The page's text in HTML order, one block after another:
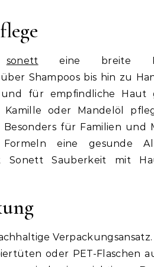
sonett eine breite
Shampoos bis hin zu
für empfindliche Haut
Kamille oder Mandelöl
für Familien und
eine gesunde
Sonett Sauberkeit mit
oder PET-Flaschen